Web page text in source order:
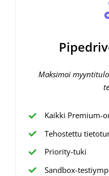
Maksimoi
Kaikki Premium-
Tehostettu
Priority-tuki
Sandbox-